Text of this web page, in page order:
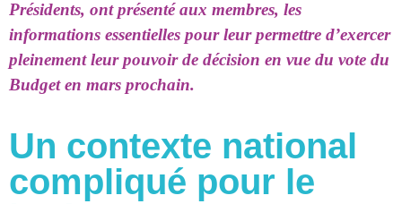
Présidents, ont présenté aux membres, les
informations essentielles pour leur permettre d’exercer
pleinement leur pouvoir de décision en vue du vote du
Budget en mars prochain.
Un contexte national
compliqué pour le